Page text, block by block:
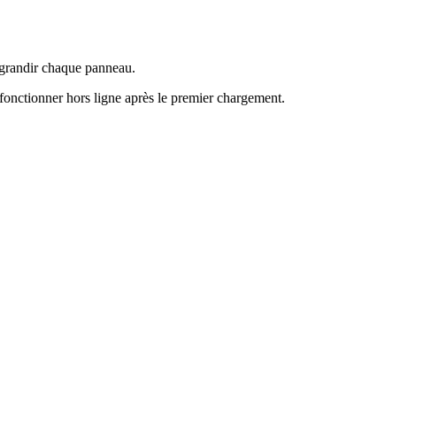
chaque panneau.
hors ligne après le premier chargement.